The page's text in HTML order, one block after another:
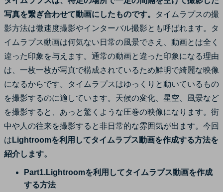
サポート
カスタマーサポート
ブランド紹介
購入する ログイン
検索
写真を繋ぎ合わせて動画にしたものです。
タイムラプスの撮
影方法は微速度撮影やインターバル撮影とも呼ばれます。タ
イムラプス動画は何気ない日常の風景でさえ、動画とは全く
違った印象を与えます。通常の動画と違った印象になる理由
は、一枚一枚が写真で構成されているため鮮明で綺麗な映像
になるからです。タイムラプスはゆっくりと動いているもの
を撮影するのに適しています。天候の変化、星空、風景など
を撮影すると、あっと驚くような圧巻の映像になります。街
中や人の往来を撮影すると非日常的な雰囲気が出ます。今回
は Lightroomを利用してタイムラプス動画を作成する方法を
紹介します。
Part1.Lightroomを利用してタイムラプス動画を作成
する方法